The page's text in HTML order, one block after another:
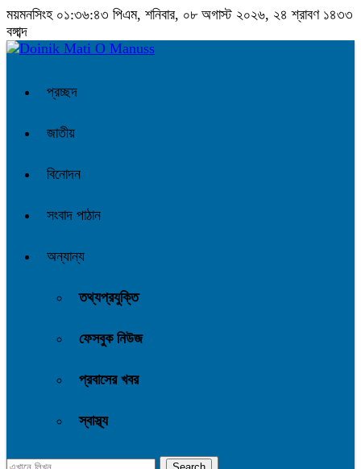
ময়মনসিংহ ০১:৩৬:৪৪ পিএম, শনিবার, ০৮ অগাস্ট ২০২৬, ২৪ শ্রাবণ ১৪৩৩
বঙ্গাব্দ
প্রচ্ছদ
জাতীয়
বিনোদন
সংবাদ পাঠান
অন্যান্য
তথ্যপ্রযুক্তি
ফেসবুক নিউজ
প্রবাসের খবর
স্বাস্থ্য